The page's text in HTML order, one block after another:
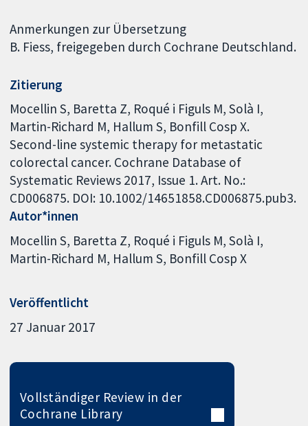
Anmerkungen zur Übersetzung
B. Fiess, freigegeben durch Cochrane Deutschland.
Zitierung
Mocellin S, Baretta Z, Roqué i Figuls M, Solà I,
Martin-Richard M, Hallum S, Bonfill Cosp X.
Second-line systemic therapy for metastatic
colorectal cancer. Cochrane Database of
Systematic Reviews 2017, Issue 1. Art. No.:
CD006875. DOI: 10.1002/14651858.CD006875.pub3.
Autor*innen
Mocellin S Baretta Z Roqué i Figuls M Solà I
Martin-Richard M Hallum S Bonfill Cosp X
Veröffentlicht
27 Januar 2017
Vollständiger Review in der
Cochrane Library